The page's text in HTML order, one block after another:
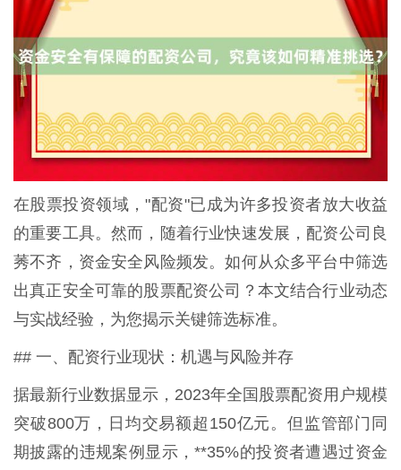
在股票投资领域，"配资"已成为许多投资者放大收益
的重要工具。然而，随着行业快速发展，配资公司良
莠不齐，资金安全风险频发。如何从众多平台中筛选
出真正安全可靠的股票配资公司？本文结合行业动态
与实战经验，为您揭示关键筛选标准。
## 一、配资行业现状：机遇与风险并存
据最新行业数据显示，2023年全国股票配资用户规模
突破800万，日均交易额超150亿元。但监管部门同
期披露的违规案例显示，**35%的投资者遭遇过资金